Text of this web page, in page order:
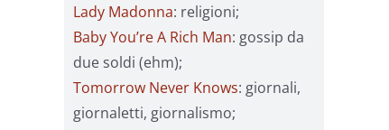
Lady Madonna: religioni;
Baby You’re A Rich Man: gossip da
due soldi (ehm);
Tomorrow Never Knows: giornali,
giornaletti, giornalismo;